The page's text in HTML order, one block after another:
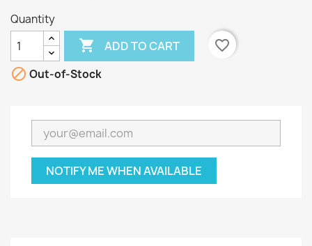
Quantity
 ADD TO CART
favorite_border
 Out-of-Stock
NOTIFY ME WHEN AVAILABLE